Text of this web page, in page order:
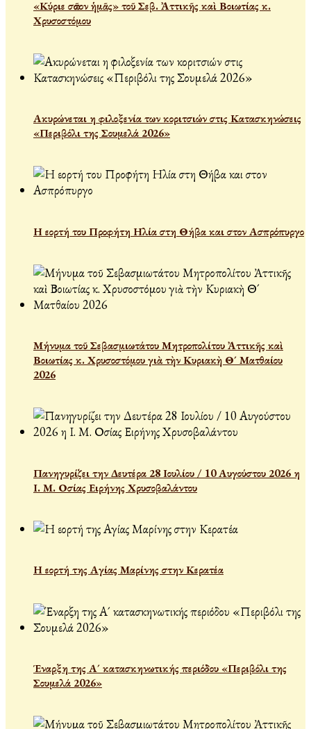
«Κύριε σῶσον ἡμᾶς» τοῦ Σεβ. Ἀττικῆς καὶ Βοιωτίας κ.
Χρυσοστόμου
Ακυρώνεται η φιλοξενία των κοριτσιών στις Κατασκηνώσεις
«Περιβόλι της Σουμελά 2026»
Η εορτή του Προφήτη Ηλία στη Θήβα και στον Ασπρόπυργο
Μήνυμα τοῦ Σεβασμιωτάτου Μητροπολίτου Ἀττικῆς καὶ
Βοιωτίας κ. Χρυσοστόμου γιὰ τὴν Κυριακὴ Θ´ Ματθαίου
2026
Πανηγυρίζει την Δευτέρα 28 Ιουλίου / 10 Αυγούστου 2026 η
Ι. Μ. Οσίας Ειρήνης Χρυσοβαλάντου
Η εορτή της Αγίας Μαρίνης στην Κερατέα
Έναρξη της Α´ κατασκηνωτικής περιόδου «Περιβόλι της
Σουμελά 2026»